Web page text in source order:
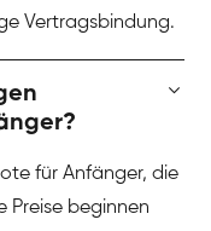
Vertragsbindung.
für Anfänger, die
Preise beginnen